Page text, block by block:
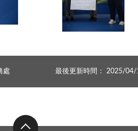
處 最後更新時間： 2025/04/